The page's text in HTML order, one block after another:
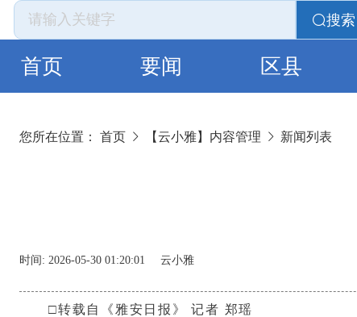
搜索
首页 要闻 区县
您所在位置： 首页 【云小雅】内容管理 新闻列表
时间: 2026-05-30 01:20:01 云小雅
□转载自《雅安日报》 记者 郑瑶